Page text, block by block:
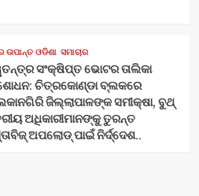
ଉପାନ୍ତ ଓଡିଶା ସମାଚାର
ସଂକ୍ଷିପ୍ତ ଭୋଟର ତାଲିକା
ଚିତ୍ରକୋଣ୍ଡା ବ୍ଲକରେ
ଜିଲ୍ଲାପାଳଙ୍କ ସମୀକ୍ଷା, ବୁଥ୍
ଅଧିକାରୀମାନଙ୍କୁ ତୁରନ୍ତ
ଅପଲୋଡ୍ ପାଇଁ ନିର୍ଦ୍ଦେଶ..